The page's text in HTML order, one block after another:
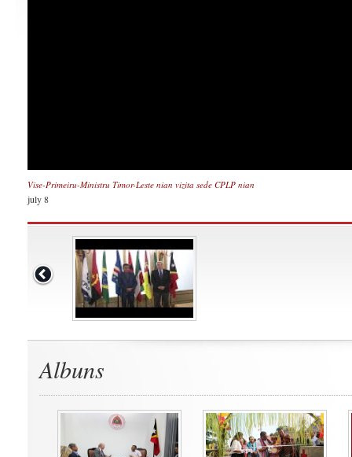
Vise-Primeiru-Ministru Timor-Leste nian vizita sede CPLP nian
july 8
Albuns